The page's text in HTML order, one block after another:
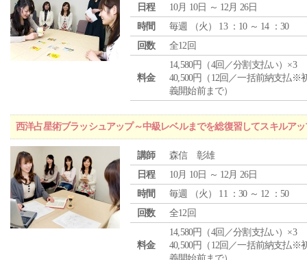
日程
10月 10日 ～ 12月 26日
時間
毎週 （火 ） 13 ：10 ～ 14 ：30
回数
全12回
料金
14,580円（4回／分割支払い）×3
40,500円（12回／一括前納支払※
義開始前まで）
西洋占星術ブラッシュアップ～中級レベルまでを総復習してスキルア
講師
森信 彰雄
日程
10月 10日 ～ 12月 26日
時間
毎週 （火 ） 11 ：30 ～ 12 ：50
回数
全12回
料金
14,580円（4回／分割支払い）×3
40,500円（12回／一括前納支払※